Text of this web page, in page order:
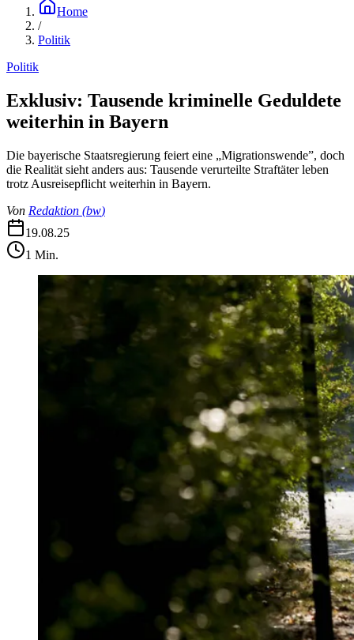
Home
/
Politik
Politik
Exklusiv: Tausende kriminelle Geduldete
weiterhin in Bayern
Die bayerische Staatsregierung feiert eine „Migrationswende”, doch
die Realität sieht anders aus: Tausende verurteilte Straftäter leben
trotz Ausreisepflicht weiterhin in Bayern.
Von Redaktion (bw)
19.08.25
1 Min.